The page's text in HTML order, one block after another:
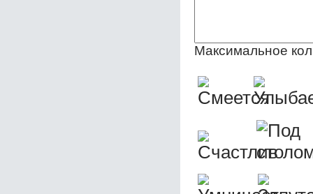
Максимальное